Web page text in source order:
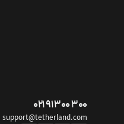
۰۲۱ ۹۱ ۳۰۰ ۳۰۰
support@tetherland.com